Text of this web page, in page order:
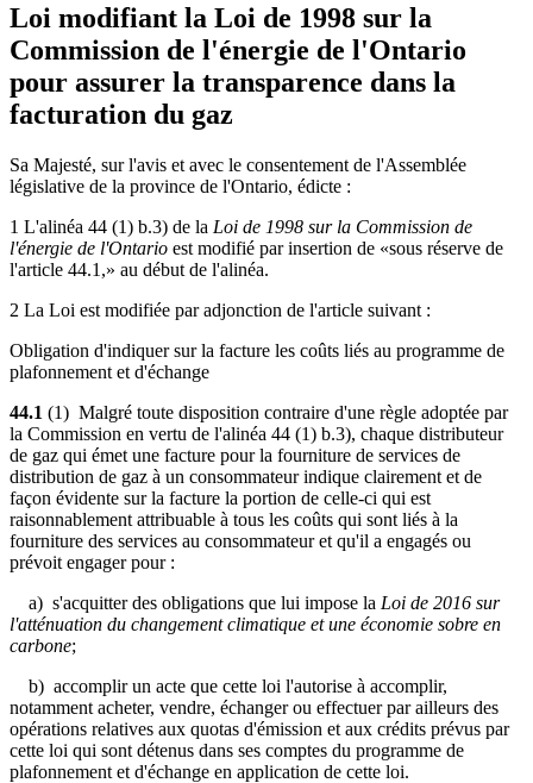
Loi modifiant la Loi de 1998 sur la
Commission de l'énergie de l'Ontario
pour assurer la transparence dans la
facturation du gaz
Sa Majesté, sur l'avis et avec le consentement de l'Assemblée
législative de la province de l'Ontario, édicte :
1 L'alinéa 44 (1) b.3) de la Loi de 1998 sur la Commission de
l'énergie de l'Ontario est modifié par insertion de «sous réserve de
l'article 44.1,» au début de l'alinéa.
2 La Loi est modifiée par adjonction de l'article suivant :
Obligation d'indiquer sur la facture les coûts liés au programme de
plafonnement et d'échange
44.1 (1) Malgré toute disposition contraire d'une règle adoptée par
la Commission en vertu de l'alinéa 44 (1) b.3), chaque distributeur
de gaz qui émet une facture pour la fourniture de services de
distribution de gaz à un consommateur indique clairement et de
façon évidente sur la facture la portion de celle-ci qui est
raisonnablement attribuable à tous les coûts qui sont liés à la
fourniture des services au consommateur et qu'il a engagés ou
prévoit engager pour :
a) s'acquitter des obligations que lui impose la Loi de 2016 sur
l'atténuation du changement climatique et une économie sobre en
carbone;
b) accomplir un acte que cette loi l'autorise à accomplir,
notamment acheter, vendre, échanger ou effectuer par ailleurs des
opérations relatives aux quotas d'émission et aux crédits prévus par
cette loi qui sont détenus dans ses comptes du programme de
plafonnement et d'échange en application de cette loi.